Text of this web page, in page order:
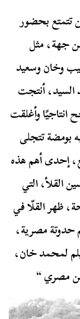
تتمتع بحضور
جهة، مثل
وخان وسعيد
السيد، أنتجت
انتاجيًا وأغلقت
بومضة تتجلى
إحدى أهم هذه
القلأ، التي
ظهر القلّا في
حدوتة مصرية،
لمحمد خان،
مصري “